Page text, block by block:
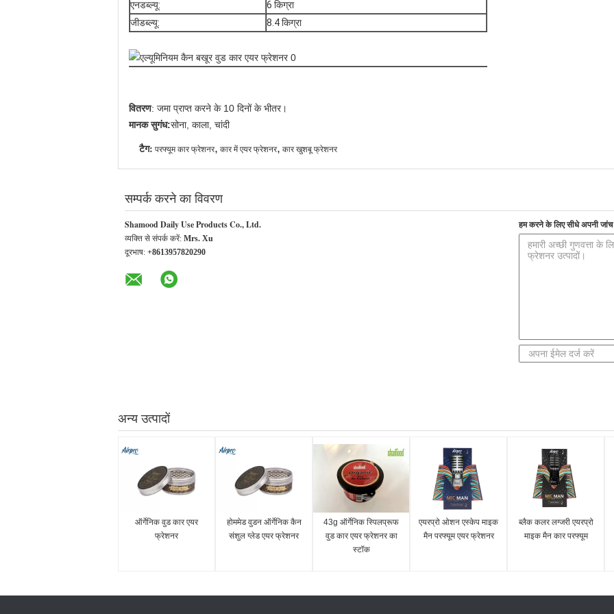
एनडब्ल्यू:
6 किग्रा
जीडब्ल्यू:
8.4 किग्रा
वितरण: जमा प्राप्त करने के 10 दिनों के भीतर।
मानक सुगंध:सोना, काला, चांदी
टैग: परफ्यूम कार फ्रेशनर, कार में एयर फ्रेशनर, कार खुशबू फ्रेशनर
सम्पर्क करने का विवरण
Shamood Daily Use Products Co., Ltd.
व्यक्ति से संपर्क करें: Mrs. Xu
दूरभाष: +8613957820290
हम करने के लिए सीधे अपनी
अन्य उत्पादों
ऑर्गेनिक वुड कार एयर
फ्रेशनर
होममेड वुडन ऑर्गेनिक कैन
संशुल ग्लेड एयर फ्रेशनर
43g ऑर्गेनिक स्पिलप्रूफ
वुड कार एयर फ्रेशनर का
स्टॉक
एयरप्रो ओशन एस्केप माइक
मैन परफ्यूम एयर फ्रेशनर
ब्लैक कलर लग्जरी एयरप्रो
माइक मैन कार परफ्यूम